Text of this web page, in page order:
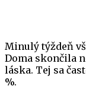
Minulý týždeň
Doma skončila
láska. Tej sa
%.